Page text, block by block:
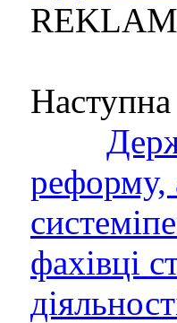
Наступна
реформу,
фахівці